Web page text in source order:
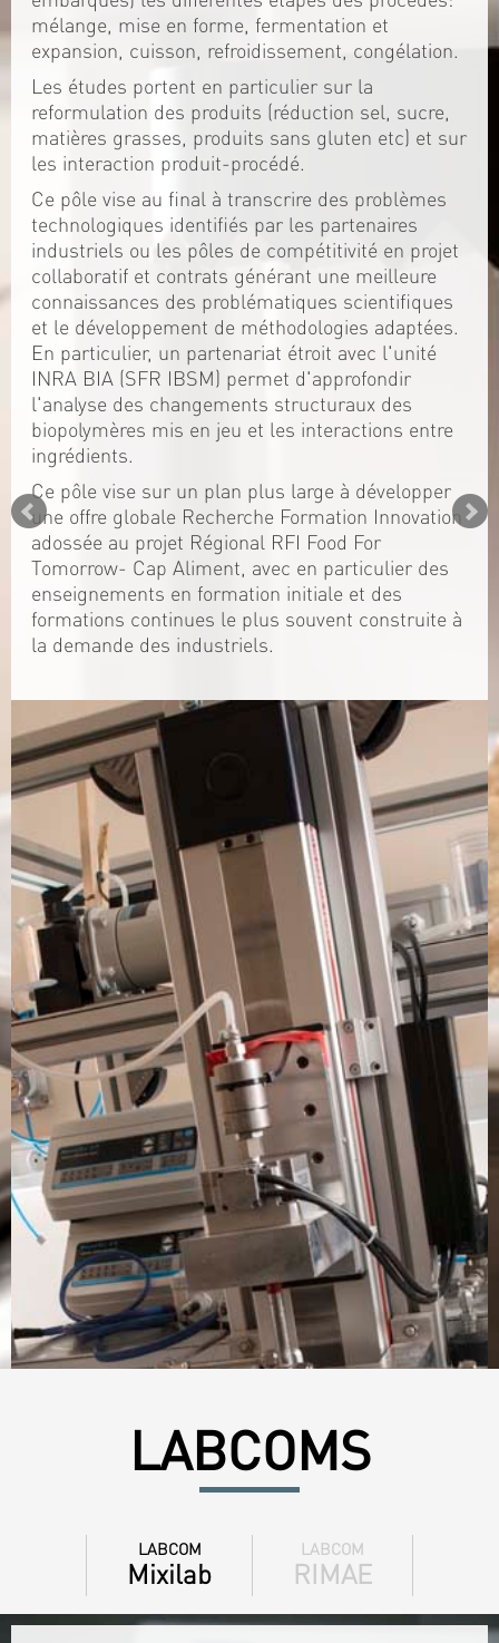
mélange, mise en forme, fermentation et
expansion, cuisson, refroidissement, congélation.
Les études portent en particulier sur la
reformulation des produits (réduction sel, sucre,
matières grasses, produits sans gluten etc) et sur
les interaction produit-procédé.
Ce pôle vise au final à transcrire des problèmes
technologiques identifiés par les partenaires
industriels ou les pôles de compétitivité en projet
collaboratif et contrats générant une meilleure
connaissances des problématiques scientifiques
et le développement de méthodologies adaptées.
En particulier, un partenariat étroit avec l'unité
INRA BIA (SFR IBSM) permet d'approfondir
l'analyse des changements structuraux des
biopolymères mis en jeu et les interactions entre
ingrédients.
Ce pôle vise sur un plan plus large à développer
une offre globale Recherche Formation Innovation
adossée au projet Régional RFI Food For
Tomorrow- Cap Aliment, avec en particulier des
enseignements en formation initiale et des
formations continues le plus souvent construite à
la demande des industriels.
LABCOMS
LABCOM
Mixilab
LABCOM
RIMAE